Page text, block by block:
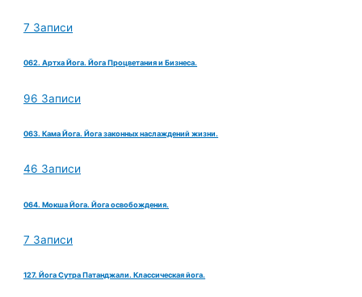
7 Записи
062. Артха Йога. Йога Процветания и Бизнеса.
96 Записи
063. Кама Йога. Йога законных наслаждений жизни.
46 Записи
064. Мокша Йога. Йога освобождения.
7 Записи
127. Йога Сутра Патанджали. Классическая йога.